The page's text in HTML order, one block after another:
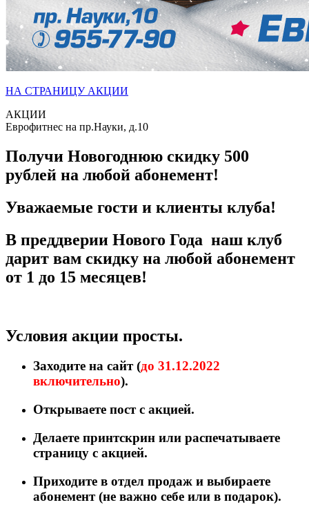
НА СТРАНИЦУ АКЦИИ
АКЦИИ
Еврофитнес на пр.Науки, д.10
Получи Новогоднюю скидку 500
рублей на любой абонемент!
Уважаемые гости и клиенты клуба!
В преддверии Нового Года наш клуб
дарит вам скидку на любой абонемент
от 1 до 15 месяцев!
Условия акции просты.
Заходите на сайт (до 31.12.2022
включительно).
Открываете пост с акцией.
Делаете принтскрин или распечатываете
страницу с акцией.
Приходите в отдел продаж и выбираете
абонемент (не важно себе или в подарок).